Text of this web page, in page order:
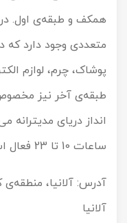
همکف و طبقه‌ی اول.
متعددی وجود دارد که
پوشاک، چرم، لوازم
طبقه‌ی آخر نیز
انداز دریای مدیترانه
ساعات 10 تا 23 فعال است.
آدرس: آلانیا، منطقه‌ی
آلانیا